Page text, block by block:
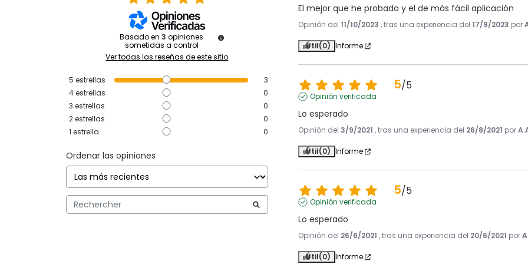
Basado en3 opiniones
sometidas a control
Ver todas las reseñas de este sitio
5 estrellas
3
4estrellas
0
3 estrellas
0
2estrellas
0
1 estrella 0
Ordenar las opiniones
El mejor que he probado y el de más fácil aplicación
Opinión del 11/10/2023 , tras una experiencia del 17/9/2023 por
Útil(0) Informe
5/5
Opinión verificada
Lo esperado
Opinión del3/9/2021 , tras una experiencia del 26/8/2021 por
Útil(0) Informe
5/5
Opinión verificada
Lo esperado
Opinión del 26/6/2021 , tras una experiencia del 20/6/2021 por
Útil(0) Informe